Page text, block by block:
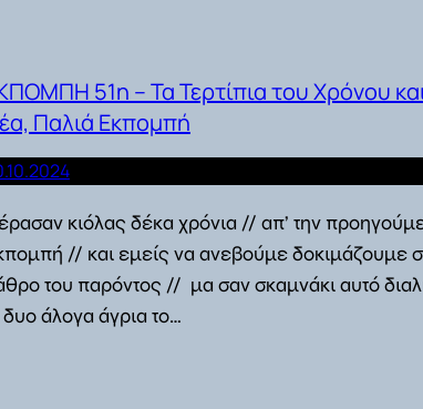
51η – Τα Τερτίπια του Χρόνου
Παλιά Εκπομπή
κιόλας δέκα χρόνια // απ’ την
// και εμείς να ανεβούμε δοκιμάζουμε
του παρόντος // μα σαν σκαμνάκι αυτό
άλογα άγρια το…